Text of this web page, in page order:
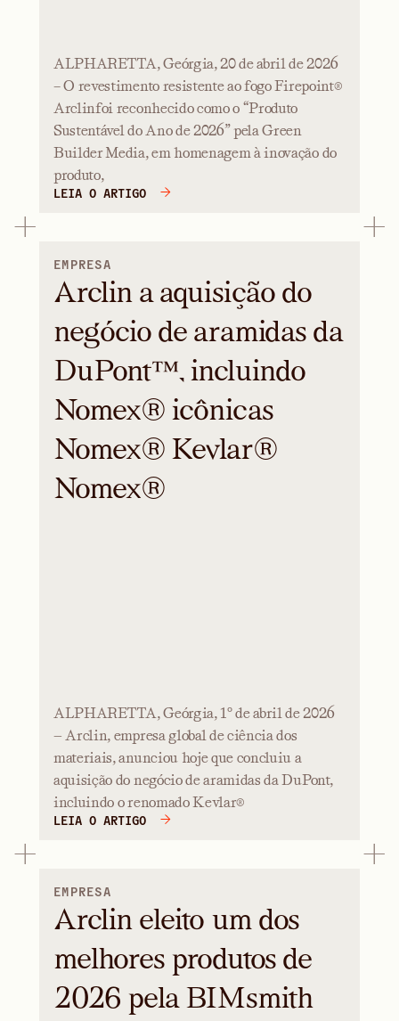
ALPHARETTA, Geórgia, 20 de abril de 2026
– O revestimento resistente ao fogo Firepoint®
Arclinfoi reconhecido como o “Produto
Sustentável do Ano de 2026” pela Green
Builder Media, em homenagem à inovação do
produto,
LEIA O ARTIGO
EMPRESA
Arclin a aquisição do
negócio de aramidas da
DuPont™, incluindo
Nomex® icônicas
Nomex® Kevlar®
Nomex®
ALPHARETTA, Geórgia, 1º de abril de 2026
— Arclin, empresa global de ciência dos
materiais, anunciou hoje que concluiu a
aquisição do negócio de aramidas da DuPont,
incluindo o renomado Kevlar®
LEIA O ARTIGO
EMPRESA
Arclin eleito um dos
melhores produtos de
2026 pela BIMsmith